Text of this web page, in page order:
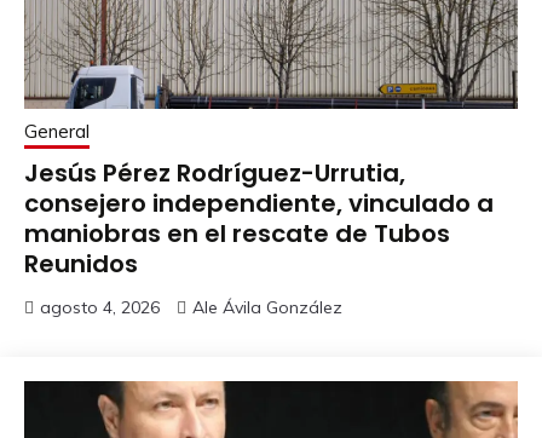
General
Jesús Pérez Rodríguez-Urrutia,
consejero independiente, vinculado a
maniobras en el rescate de Tubos
Reunidos
agosto 4, 2026 Ale Ávila González